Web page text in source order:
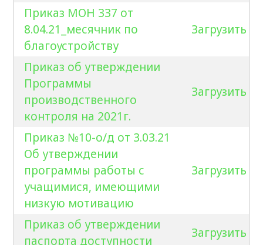
Приказ МОН 337 от
8.04.21_месячник по
благоустройству
Загрузить
Приказ об утверждении
Программы
производственного
контроля на 2021г.
Загрузить
Приказ №10-о/д от 3.03.21
Об утверждении
программы работы с
учащимися, имеющими
низкую мотивацию
Загрузить
Приказ об утверждении
паспорта доступности
Загрузить